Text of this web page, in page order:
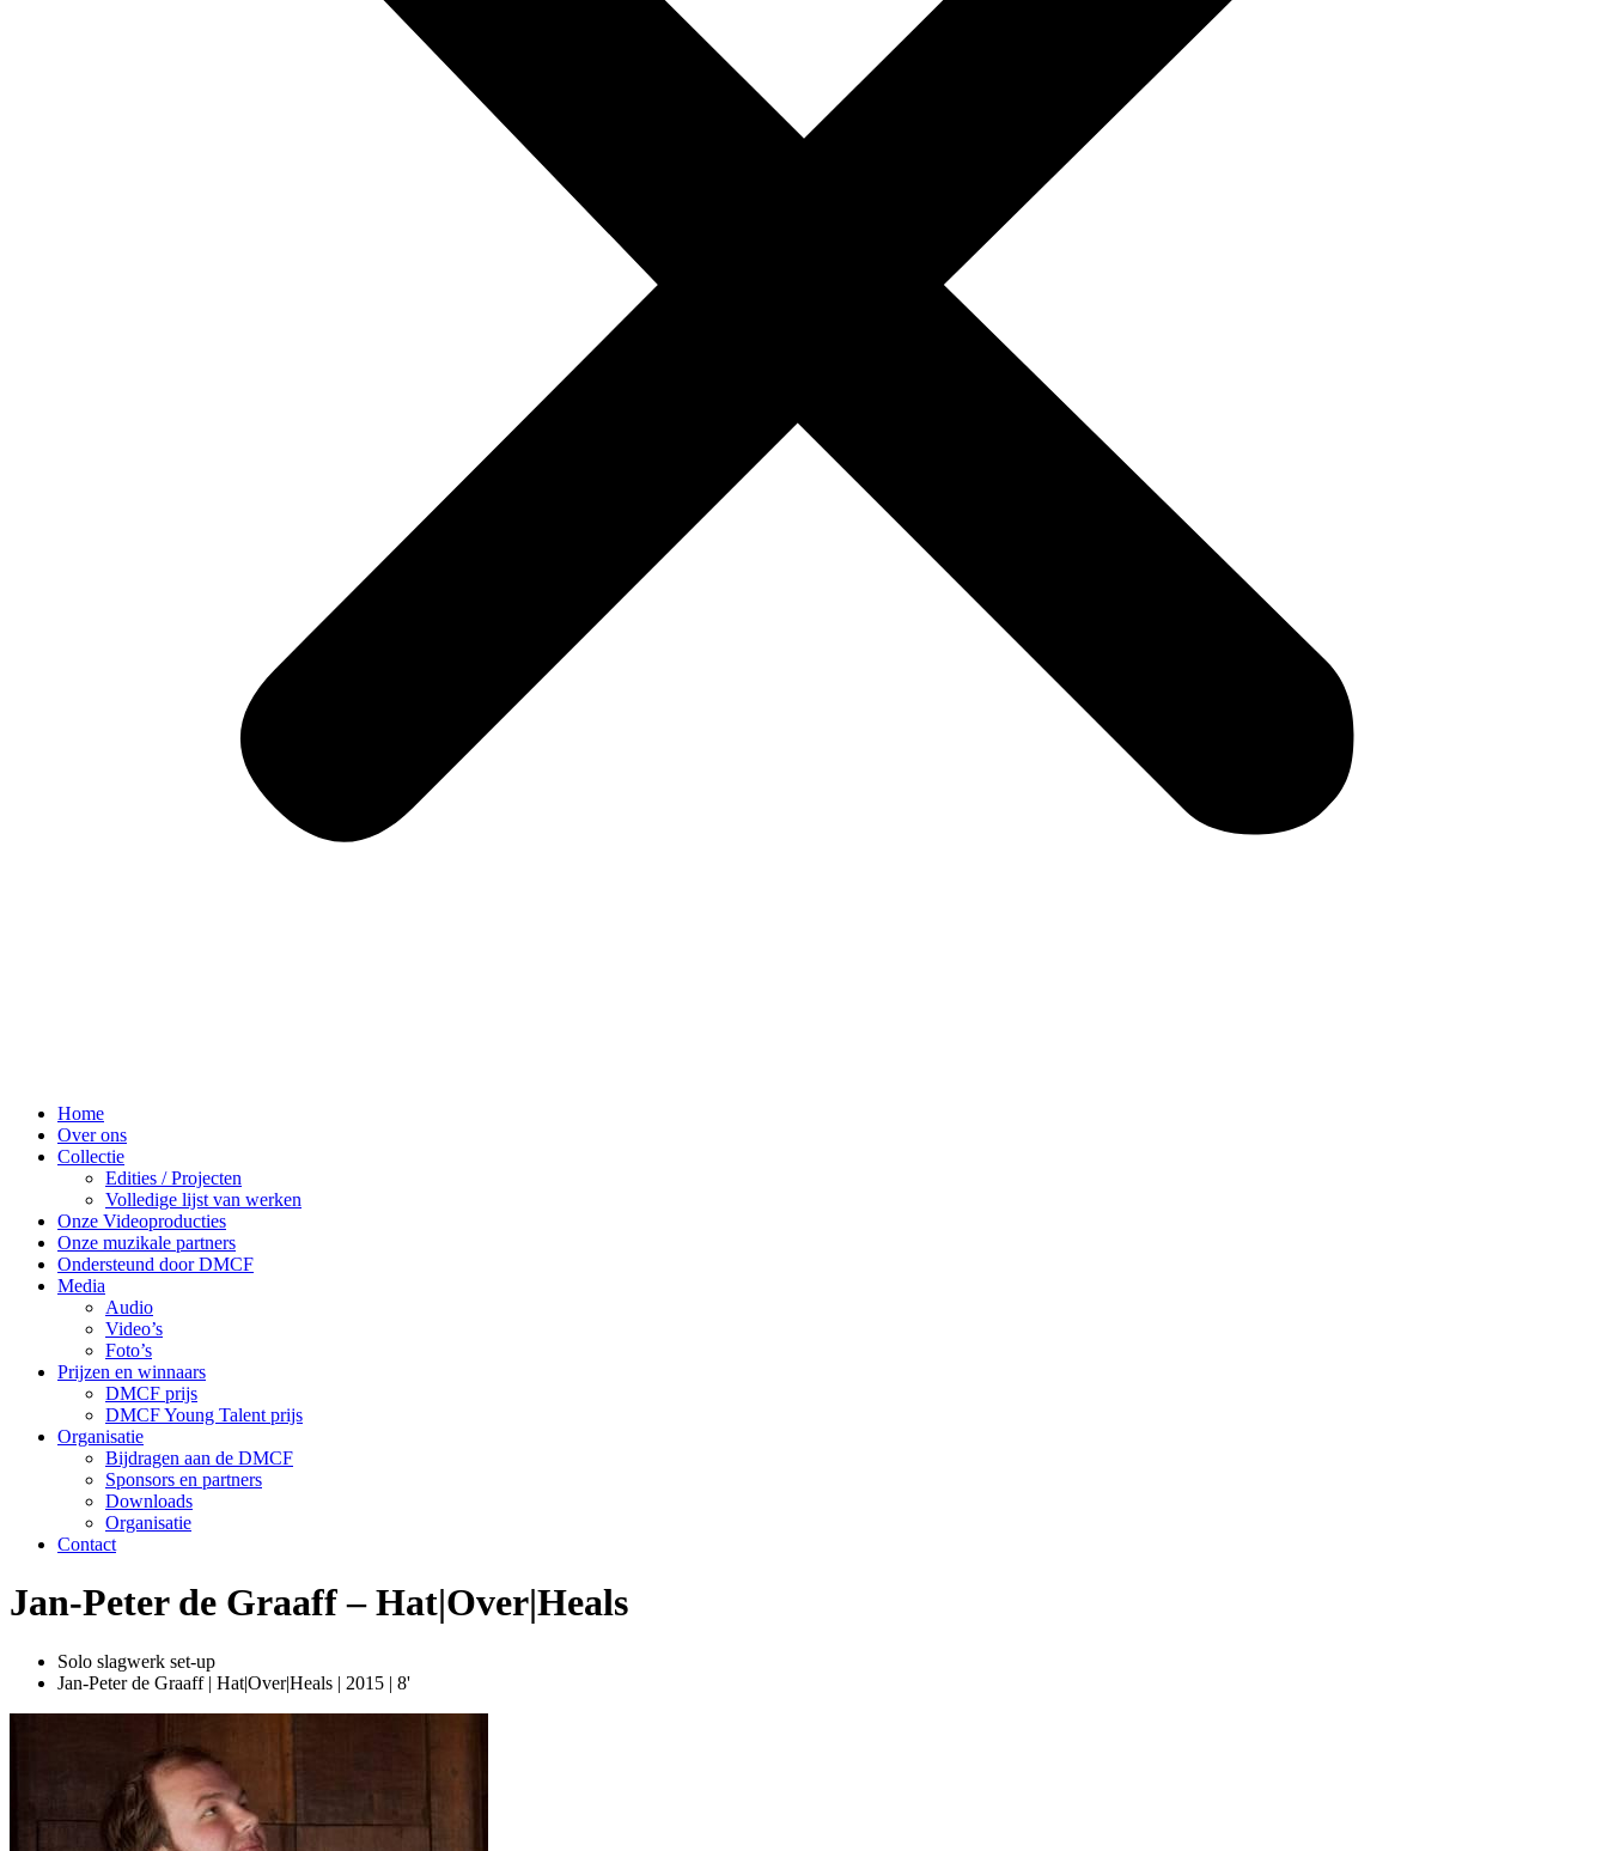
Home
Over ons
Collectie
Edities / Projecten
Volledige lijst van werken
Onze Videoproducties
Onze muzikale partners
Ondersteund door DMCF
Media
Audio
Video’s
Foto’s
Prijzen en winnaars
DMCF prijs
DMCF Young Talent prijs
Organisatie
Bijdragen aan de DMCF
Sponsors en partners
Downloads
Organisatie
Contact
Jan-Peter de Graaff – Hat|Over|Heals
Solo slagwerk set-up
Jan-Peter de Graaff | Hat|Over|Heals | 2015 | 8'